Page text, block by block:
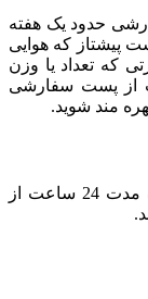
حدود یک هفته
پیشتاز که هوایی
که تعداد یا وزن
از پست سفارشی
مند شوید.
سفارش های ثبت شده برای شهر اراک ظرف مدت 24 ساعت از